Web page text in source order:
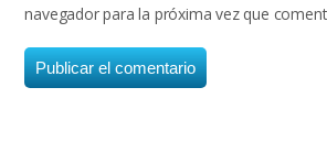
navegador para la próxima vez que